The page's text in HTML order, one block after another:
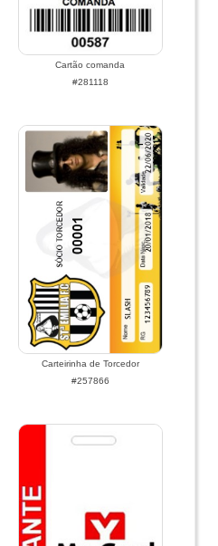
Cartão comanda
#281118
Carteirinha de Torcedor
#257866